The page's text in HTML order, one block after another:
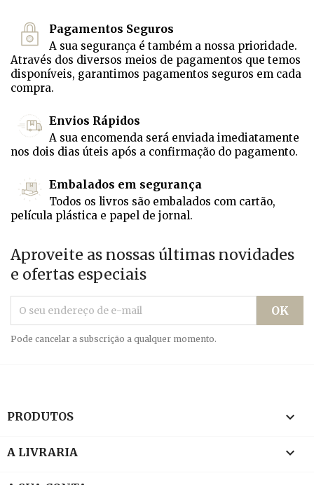
Pagamentos Seguros
A sua segurança é também a nossa prioridade.
Através dos diversos meios de pagamentos que temos
disponíveis, garantimos pagamentos seguros em cada
compra.
Envios Rápidos
A sua encomenda será enviada imediatamente
nos dois dias úteis após a confirmação do pagamento.
Embalados em segurança
Todos os livros são embalados com cartão,
película plástica e papel de jornal.
Aproveite as nossas últimas novidades
e ofertas especiais
Pode cancelar a subscrição a qualquer momento.
PRODUTOS 
A LIVRARIA 